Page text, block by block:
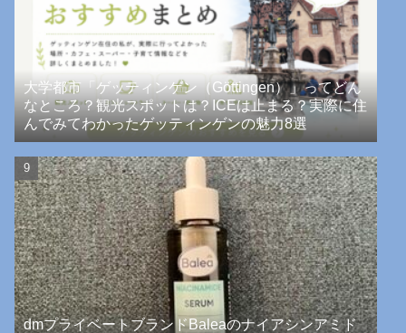
大学都市「ゲッティンゲン（Göttingen）」ってどん
なところ？観光スポットは？ICEは止まる？実際に住
んでみてわかったゲッティンゲンの魅力8選
dmプライベートブランドBaleaのナイアシンアミド